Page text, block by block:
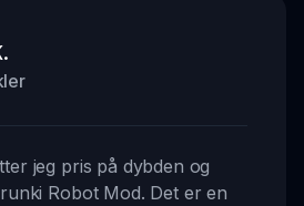
jeg pris på dybden og
Robot Mod. Det er en